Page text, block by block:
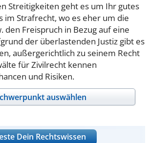
Streitigkeiten geht es um Ihr gutes
im Strafrecht, wo es eher um die
den Freispruch in Bezug auf eine
der überlastenden Justiz gibt es
außergerichtlich zu seinem Recht
für Zivilrecht kennen
und Risiken.
auswählen
Dein Rechtswissen